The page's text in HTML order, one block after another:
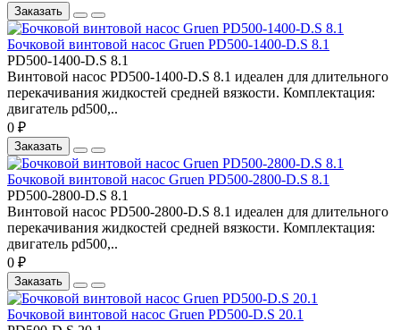
Заказать
Бочковой винтовой насос Gruen PD500-1400-D.S 8.1
PD500-1400-D.S 8.1
Винтовой насос PD500-1400-D.S 8.1 идеален для длительного
перекачивания жидкостей средней вязкости. Комплектация:
двигатель pd500,..
0 ₽
Заказать
Бочковой винтовой насос Gruen PD500-2800-D.S 8.1
PD500-2800-D.S 8.1
Винтовой насос PD500-2800-D.S 8.1 идеален для длительного
перекачивания жидкостей средней вязкости. Комплектация:
двигатель pd500,..
0 ₽
Заказать
Бочковой винтовой насос Gruen PD500-D.S 20.1